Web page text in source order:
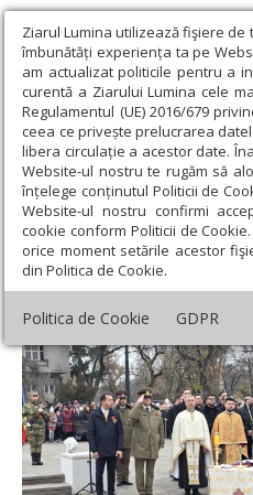
Ziarul Lumina utilizează fişiere
îmbunătăți experiența ta pe
am actualizat politicile pentru a
curentă a Ziarului Lumina cele
Regulamentul (UE) 2016/679
ceea ce privește prelucrarea
libera circulație a acestor date.
Website-ul nostru te rugăm să
înțelege conținutul Politicii de
Website-ul nostru confirmi
cookie conform Politicii de
orice moment setările acestor
din Politica de Cookie.
Politica de Cookie GDPR
Ziarul Lumina › Actualitate
sărbătorită în fața Catedralei
Ziua Națională
Catedralei Episcopale